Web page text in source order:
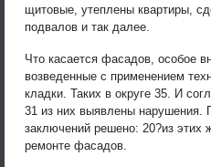
щитовые, утеплены квартиры,
подвалов и так далее.
Что касается фасадов, особое
возведенные с применением
кладки. Таких в округе 35. И
31 из них выявлены нарушения.
заключений решено: 20?из этих
ремонте фасадов.